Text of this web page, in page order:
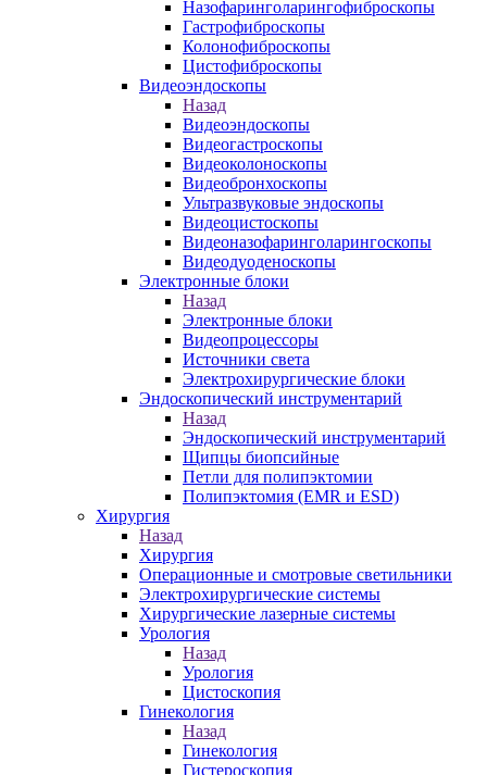
Назофаринголарингофиброскопы
Гастрофиброскопы
Колонофиброскопы
Цистофиброскопы
Видеоэндоскопы
Назад
Видеоэндоскопы
Видеогастроскопы
Видеоколоноскопы
Видеобронхоскопы
Ультразвуковые эндоскопы
Видеоцистоскопы
Видеоназофаринголарингоскопы
Видеодуоденоскопы
Электронные блоки
Назад
Электронные блоки
Видеопроцессоры
Источники света
Электрохирургические блоки
Эндоскопический инструментарий
Назад
Эндоскопический инструментарий
Щипцы биопсийные
Петли для полипэктомии
Полипэктомия (EMR и ESD)
Хирургия
Назад
Хирургия
Операционные и смотровые светильники
Электрохирургические системы
Хирургические лазерные системы
Урология
Назад
Урология
Цистоскопия
Гинекология
Назад
Гинекология
Гистероскопия